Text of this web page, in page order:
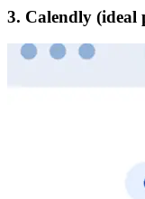
3. Calendly (ideal